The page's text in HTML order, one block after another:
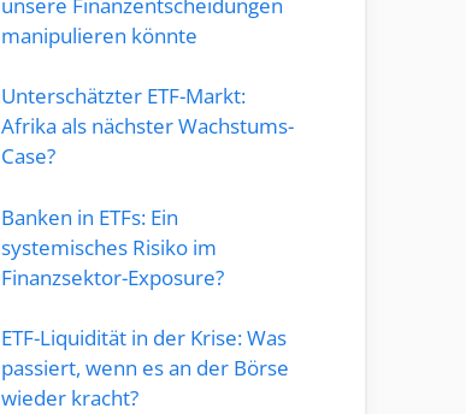
manipulieren könnte
Unterschätzter ETF-Markt:
Afrika als nächster Wachstums-
Case?
Banken in ETFs: Ein
systemisches Risiko im
Finanzsektor-Exposure?
ETF-Liquidität in der Krise: Was
passiert, wenn es an der Börse
wieder kracht?